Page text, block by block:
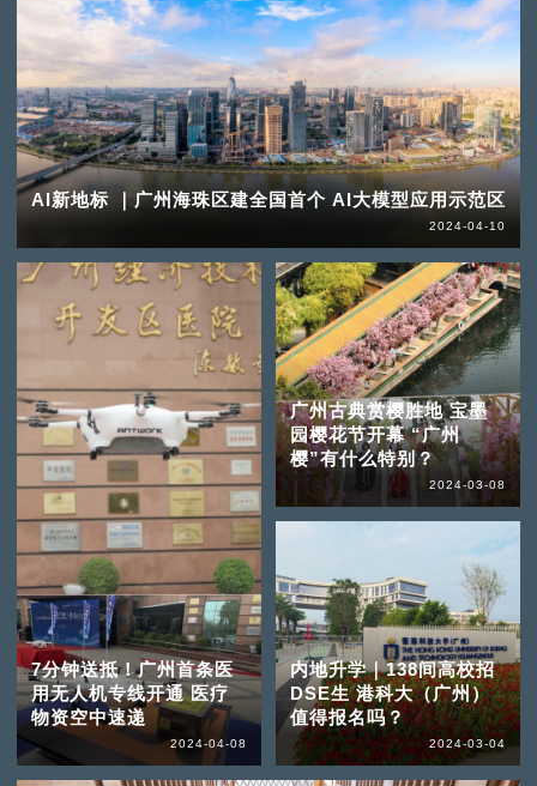
AI新地标 ｜广州海珠区建全国首个 AI大模型应用示范区
2024-04-10
7分钟送抵！广州首条医
用无人机专线开通 医疗
物资空中速递
2024-04-08
广州古典赏樱胜地 宝墨
园樱花节开幕 “广州
樱”有什么特别？
2024-03-08
内地升学｜138间高校招
DSE生 港科大（广州）
值得报名吗？
2024-03-04